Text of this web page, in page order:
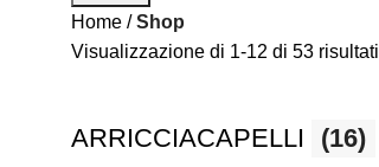
Home
Shop
Visualizzazione di 1-12 di 53 risultati
ARRICCIACAPELLI (16)